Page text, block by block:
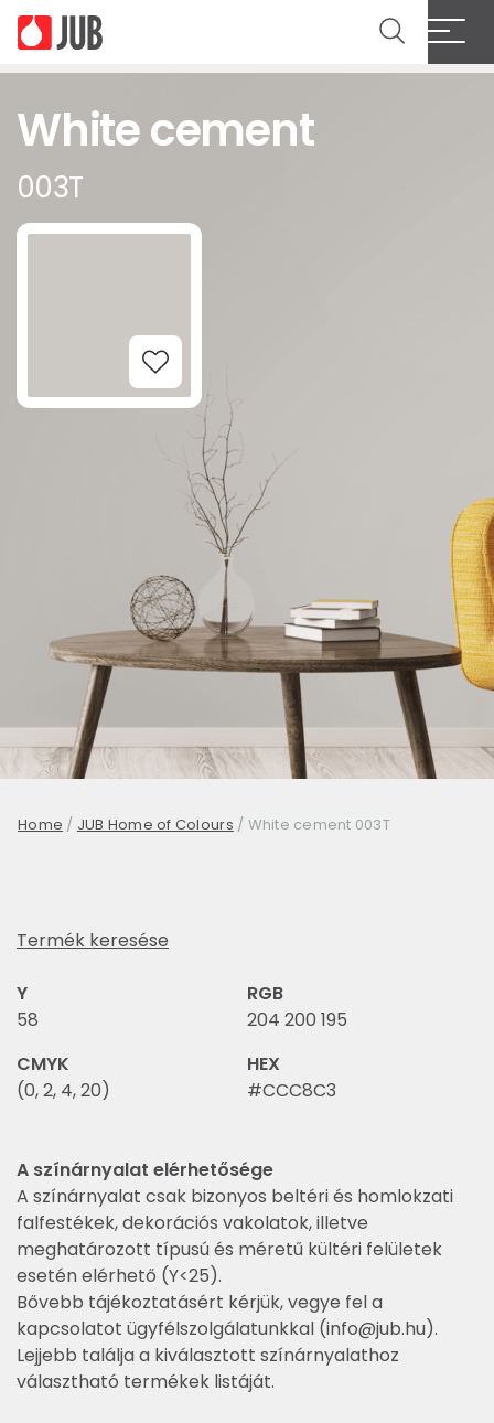
White cement
003T
Add to Wishlist
Home / JUB Home of Colours / White cement 003T
Termék keresése
Y
58
RGB
204 200 195
CMYK
(0, 2, 4, 20)
HEX
#CCC8C3
A színárnyalat elérhetősége
A színárnyalat csak bizonyos beltéri és homlokzati
falfestékek, dekorációs vakolatok, illetve
meghatározott típusú és méretű kültéri felületek
esetén elérhető (Y<25).
Bővebb tájékoztatásért kérjük, vegye fel a
kapcsolatot ügyfélszolgálatunkkal (info@jub.hu).
Lejjebb találja a kiválasztott színárnyalathoz
választható termékek listáját.